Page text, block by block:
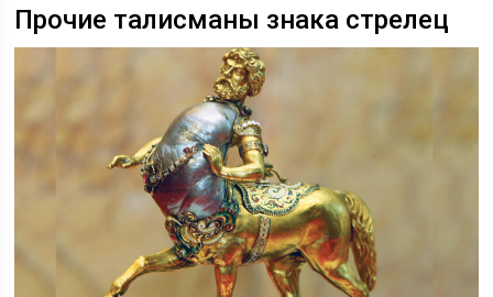
Прочие талисманы знака стрелец